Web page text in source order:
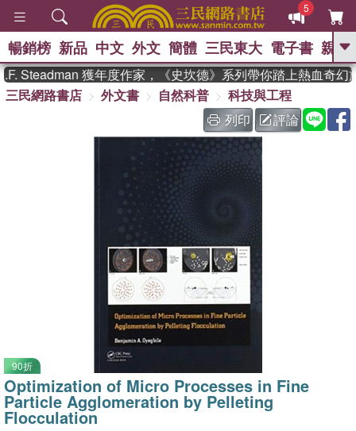
5
GO
熱搜： 東野圭吾 、 高希均教授回憶錄
The Odyssey 、 父親節 、 如果歷
史是一群喵 、 暑期推薦 、 國際布克
獎 臺灣漫遊錄 、 方念華
登輝時代
、 數學女孩：黎曼猜想
偉大的迷走神經
暢銷榜 新品 中文 外文 簡體 三民東大 電子書 親子
Steadman 獲年度作家，《史坎德》系列帶你踏上熱血奇幻
三民網路書店
外文書 自然科普
科技與工程
列印
評論
90折
Optimization of Micro Processes in Fine
Particle Agglomeration by Pelleting
Flocculation